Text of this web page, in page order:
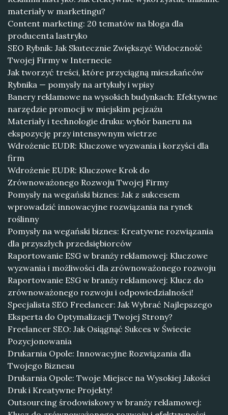
materiały w marketingu?
Content marketing: 20 tematów na bloga dla
producenta lastryko
SEO Rybnik: Jak Skutecznie Zwiększyć Widoczność
Twojej Firmy w Internecie
Jak tworzyć treści, które przyciągną mieszkańców
Rybnika — pomysły na artykuły i wpisy
Banery reklamowe na wysokich budynkach: Efektywne
narzędzie promocji w miejskim pejzażu
Materiały i technologie druku: wybór baneru na
ekspozycję przy intensywnym wietrze
Wdrożenie EUDR: Kluczowe wyzwania i korzyści dla
firm
Wdrożenie EUDR: Kluczowe Krok do
Zrównoważonego Rozwoju Twojej Firmy
Pomysły na wegański biznes: Jak z sukcesem
wprowadzić innowacyjne rozwiązania na rynek
roślinny
Pomysły na wegański biznes: Kreatywne rozwiązania
dla przyszłych przedsiębiorców
Raportowanie ESG w branży reklamowej: Kluczowe
wyzwania i możliwości dla zrównoważonego rozwoju
Raportowanie ESG w branży reklamowej: Klucz do
zrównoważonego rozwoju i odpowiedzialności!
Specjalista SEO Freelancer: Jak Wybrać Najlepszego
Eksperta do Optymalizacji Twojej Strony?
Freelancer SEO: Jak Osiągnąć Sukces w Świecie
Pozycjonowania
Drukarnia Opole: Innowacyjne Rozwiązania dla
Twojego Biznesu
Drukarnia Opole: Twoje Miejsce na Wysokiej Jakości
Druk i Kreatywne Projekty!
Outsourcing środowiskowy w branży reklamowej: